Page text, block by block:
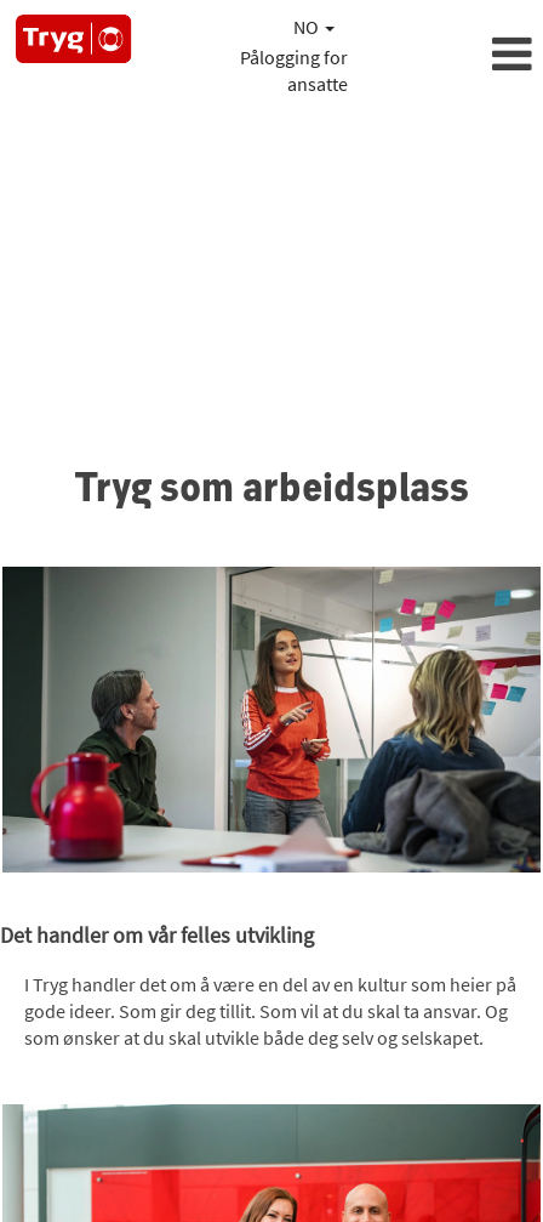
NO
Pålogging for
ansatte
Tryg som arbeidsplass
Det handler om vår felles utvikling
I Tryg handler det om å være en del av en kultur som heier på
gode ideer. Som gir deg tillit. Som vil at du skal ta ansvar. Og
som ønsker at du skal utvikle både deg selv og selskapet.